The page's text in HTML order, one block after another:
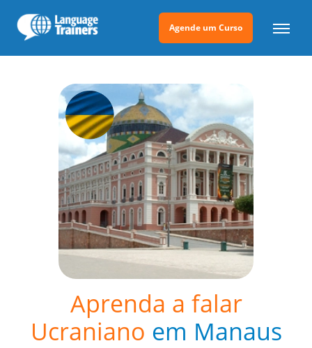
Agende um Curso
Aprenda a falar
Ucraniano em Manaus